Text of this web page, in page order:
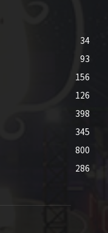
34
93
156
126
398
345
800
286